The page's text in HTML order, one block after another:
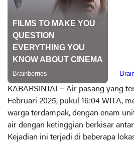
KABARSINJAI – Air pasang yang
Februari 2025, pukul 16:04 WITA,
warga terdampak, dengan enam
air dengan ketinggian berkisar
Kejadian ini terjadi di beberapa